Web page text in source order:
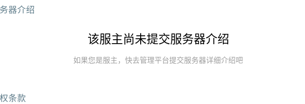
器介绍
该服主尚未提交服务器介绍
如果您是服主，快去管理平台提交服务器详细介绍吧
条款